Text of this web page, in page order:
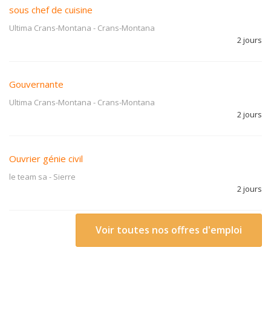
sous chef de cuisine
Ultima Crans-Montana - Crans-Montana
2 jours
Gouvernante
Ultima Crans-Montana - Crans-Montana
2 jours
Ouvrier génie civil
le team sa - Sierre
2 jours
Voir toutes nos offres d'emploi